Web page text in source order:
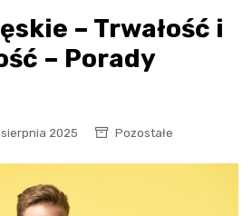
– Trwałość i
– Porady
sierpnia 2025 Pozostałe